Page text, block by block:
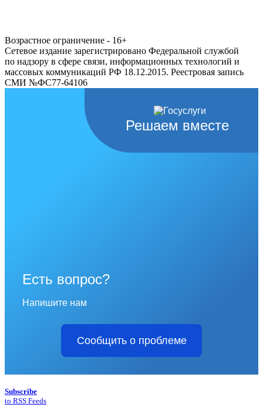
Возрастное ограничение - 16+
Сетевое издание зарегистрировано Федеральной службой
по надзору в сфере связи, информационных технологий и
массовых коммуникаций РФ 18.12.2015. Реестровая запись
СМИ №ФС77-64106
Решаем вместе
Есть вопрос?
Напишите нам
Сообщить о проблеме
Subscribe
to RSS Feeds